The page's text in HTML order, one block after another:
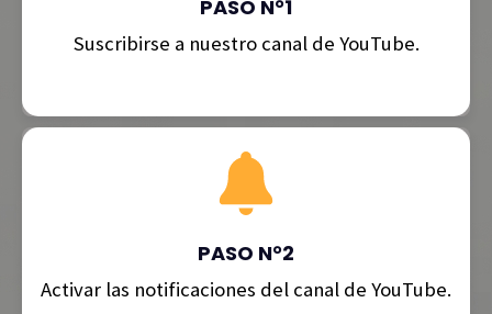
PASO N°1
Suscribirse a nuestro canal de YouTube.
PASO N°2
Activar las notificaciones del canal de YouTube.